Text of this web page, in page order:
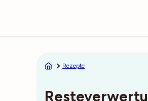
Rezepte